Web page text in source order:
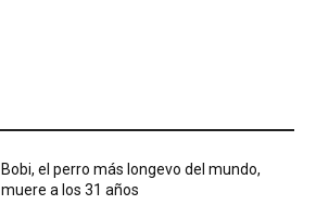
Bobi, el perro más longevo del mundo,
muere a los 31 años